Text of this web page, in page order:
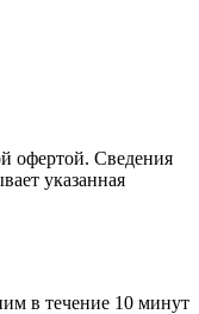
офертой. Сведения
указанная
в течение 10 минут